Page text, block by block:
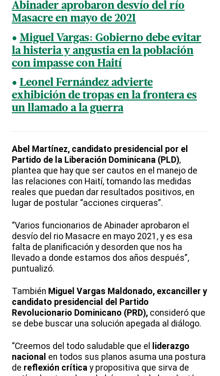
Abinader aprobaron desvío del río
Masacre en mayo de 2021
Miguel Vargas: Gobierno debe evitar
la histeria y angustia en la población
con impasse con Haití
Leonel Fernández advierte
exhibición de tropas en la frontera es
un llamado a la guerra
Abel Martínez, candidato presidencial por el
Partido de la Liberación Dominicana (PLD),
plantea que hay que ser cautos en el manejo de
las relaciones con Haití, tomando las medidas
reales que puedan dar resultados positivos, en
lugar de postular “acciones cirqueras”.
“Varios funcionarios de Abinader aprobaron el
desvío del rio Masacre en mayo 2021, y es esa
falta de planificación y desorden que nos ha
llevado a donde estamos dos años después”,
puntualizó.
También Miguel Vargas Maldonado, excanciller y
candidato presidencial del Partido
Revolucionario Dominicano (PRD), consideró que
se debe buscar una solución apegada al diálogo.
“Creemos del todo saludable que el
liderazgo
nacional en todos sus planos asuma una postura
de reflexión crítica y propositiva que sirva de